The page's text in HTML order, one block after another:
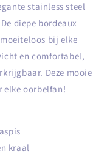
stainless steel
diepe bordeaux
bij elke
en comfortabel,
Deze mooie
elke oorbelfan!
kraal